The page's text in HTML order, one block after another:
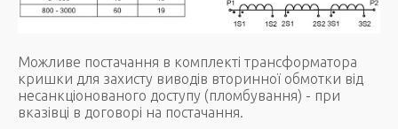
Можливе постачання в комплекті трансформатора
кришки для захисту виводів вторинної обмотки від
несанкціонованого доступу (пломбування) - при
вказівці в договорі на постачання.